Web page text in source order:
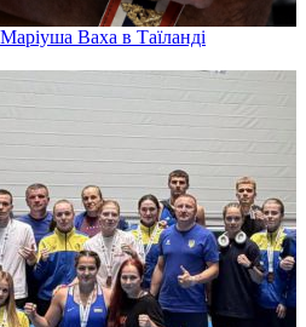
Ваха в Таїланді